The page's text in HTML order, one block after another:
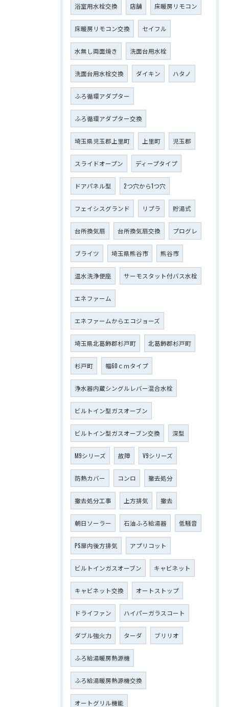
浴室用水栓交換 店舗 床暖房リモコン
床暖房リモコン交換 セイフル
水無し両面焼き 洗面台用水栓
洗面台用水栓交換 ダイキン ハタノ
ふろ循環アダプター
ふろ循環アダプター交換
埼玉県児玉郡上里町 上里町 児玉郡
スライドオープン ディープタイプ
ドアパネル型 2つ穴から1つ穴
フェイシスグランド リプラ 貯湯式
台所換気扇 台所換気扇交換 プログレ
ブライツ 埼玉県熊谷市 熊谷市
温水洗浄便座 サーモスタット付バス水栓
エネファーム
エネファームからエコジョーズ
埼玉県北葛飾郡杉戸町 北葛飾郡杉戸町
杉戸町 幅60ｃｍタイプ
浄水器内蔵シングルレバー混合水栓
ビルトイン型ガスオーブン
ビルトイン型ガスオーブン交換 深型
M9シリーズ 故障 V9シリーズ
防熱カバー コンロ 撤去処分
撤去処分工事 上方排気 撤去
朝日ソーラー 石油ふろ給湯器 低騒音
PS扉内後方排気 アプリコット
ビルトインガスオーブン キャビネット
キャビネット交換 オートストップ
ドライファン ハイパーガラスコート
ダブル強火力 ターダ ブリリオ
ふろ給湯暖房熱源機
ふろ給湯暖房熱源機交換
オートグリル機能